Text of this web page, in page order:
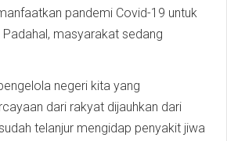
pandemi Covid-19 untuk
masyarakat sedang
negeri kita yang
dari rakyat dijauhkan dari
telanjur mengidap penyakit jiwa